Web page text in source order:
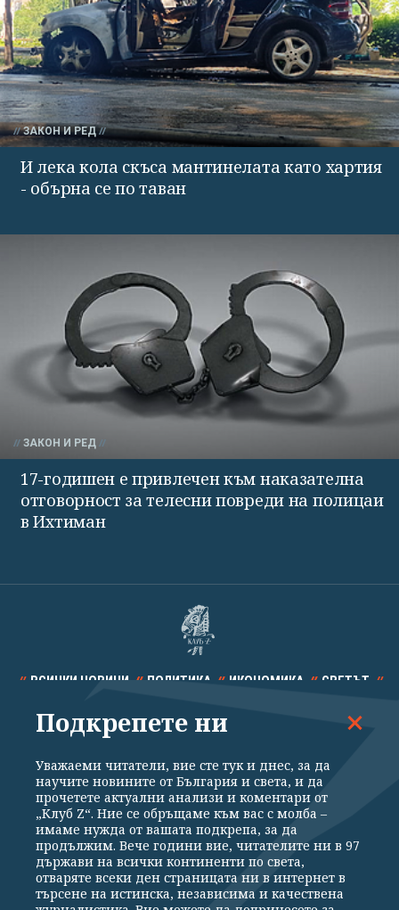
ЗАКОН И РЕД
И лека кола скъса мантинелата като хартия
- обърна се по таван
ЗАКОН И РЕД
17-годишен е привлечен към наказателна
отговорност за телесни повреди на полицаи
в Ихтиман
ВСИЧКИ НОВИНИ ПОЛИТИКА ИКОНОМИКА СВЕТЪТ
СПОРТ КУЛТУРА ТЕХНОЛОГИИ КАЛЕЙДОСКОП
Общи условия
Политика за поверителност
Реклама
Партньори Контакти
За Клуб Z
Екип
Подкрепете ни
Подкрепете ни
Уважаеми читатели, вие сте тук и днес, за да
научите новините от България и света, и да
прочетете актуални анализи и коментари от
„Клуб Z“. Ние се обръщаме към вас с молба –
имаме нужда от вашата подкрепа, за да
продължим. Вече години вие, читателите ни в 97
държави на всички континенти по света,
отваряте всеки ден страницата ни в интернет в
търсене на истинска, независима и качествена